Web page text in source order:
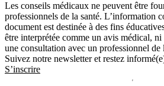
Les conseils médicaux ne peuvent être
professionnels de la santé. L’information
document est destinée à des fins
être interprétée comme un avis médical,
une consultation avec un professionnel de
Suivez notre newsletter et restez
S’inscrire